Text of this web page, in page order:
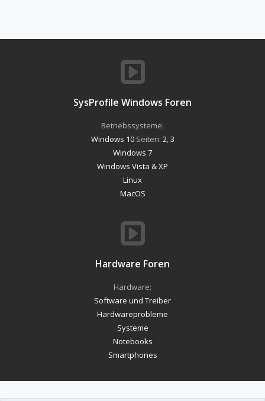
SysProfile Windows Foren
Betriebssysteme:
Windows 10Seiten: 2,3
Windows 7
Windows Vista & XP
Linux
MacOS
Hardware Foren
Hardware:
Software und Treiber
Hardwareprobleme
Systeme
Notebooks
Smartphones